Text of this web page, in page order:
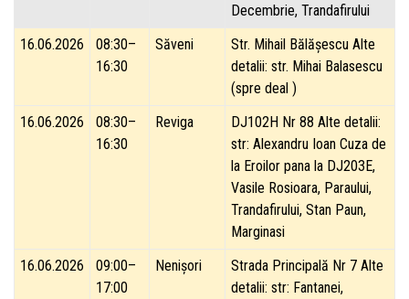
Decembrie, Trandafirului
16.06.2026
08:30–
16:30
Săveni
Str. Mihail Bălășescu Alte
detalii: str. Mihai Balasescu
(spre deal )
16.06.2026
08:30–
16:30
Reviga
DJ102H Nr 88 Alte detalii:
str: Alexandru Ioan Cuza de
la Eroilor pana la DJ203E,
Vasile Rosioara, Paraului,
Trandafirului, Stan Paun,
Marginasi
16.06.2026
09:00–
17:00
Nenișori
Strada Principală Nr 7 Alte
detalii: str: Fantanei,